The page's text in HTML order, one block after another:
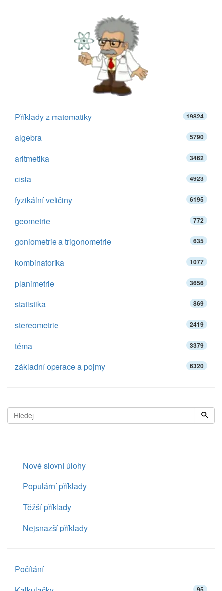
Příklady z matematiky 19824
algebra 5790
aritmetika 3462
čísla 4923
fyzikální veličiny 6195
geometrie 772
goniometrie a trigonometrie 635
kombinatorika 1077
planimetrie 3656
statistika 869
stereometrie 2419
téma 3379
základní operace a pojmy 6320
Nové slovní úlohy
Populární příklady
Těžší příklady
Nejsnazší příklady
Počítání
95